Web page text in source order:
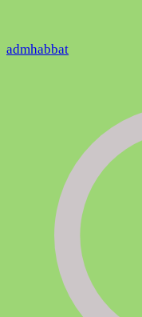
admhabbat